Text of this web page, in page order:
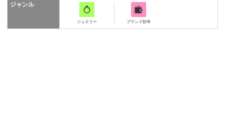
ジャンル
ジュエリー ブランド財布